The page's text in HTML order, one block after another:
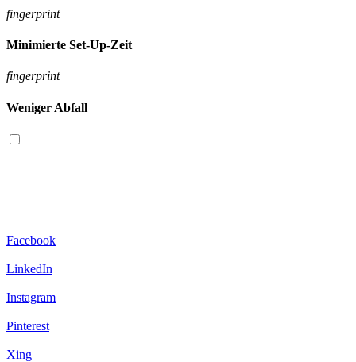
fingerprint
Minimierte Set-Up-Zeit
fingerprint
Weniger Abfall
Facebook
LinkedIn
Instagram
Pinterest
Xing